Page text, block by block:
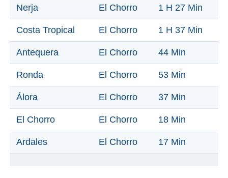
Campings
LOS
MEJORES
GRANADA
Hoteles Boutique
Nerja El Chorro 1 H 27 Min
Costa Tropical El Chorro 1 H 37 Min
Antequera El Chorro 44 Min
Ronda El Chorro 53 Min
Álora El Chorro 37 Min
El Chorro El Chorro 18 Min
Ardales El Chorro 17 Min